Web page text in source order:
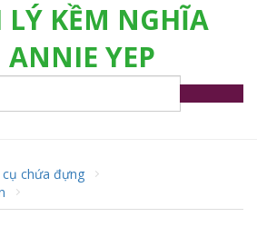
KỀM NGHĨA
ANNIE YEP
chứa đựng